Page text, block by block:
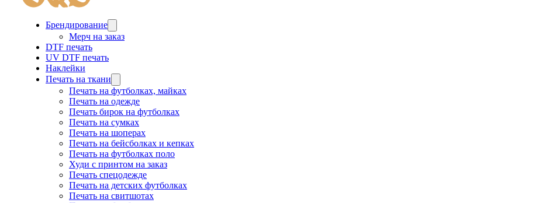
Брендирование
Мерч на заказ
DTF печать
UV DTF печать
Наклейки
Печать на ткани
Печать на футболках, майках
Печать на одежде
Печать бирок на футболках
Печать на сумках
Печать на шоперах
Печать на бейсболках и кепках
Печать на футболках поло
Худи с принтом на заказ
Печать спецодежде
Печать на детских футболках
Печать на свитшотах